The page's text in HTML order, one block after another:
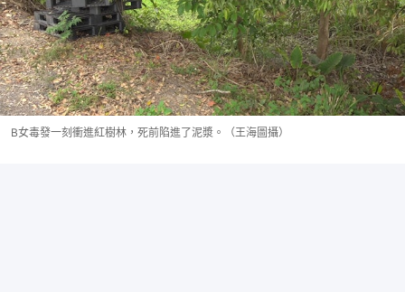
B女毒發一刻衝進紅樹林，死前陷進了泥漿。（王海圖攝）